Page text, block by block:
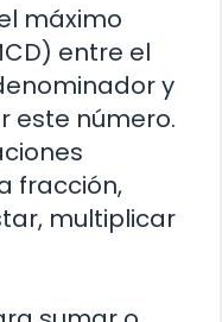
máximo
entre el
y
este número.
fracción,
multiplicar